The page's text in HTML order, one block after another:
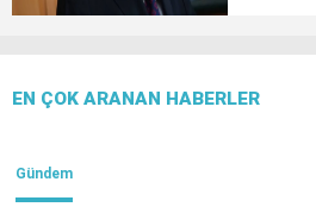
EN ÇOK ARANAN HABERLER
Gündem